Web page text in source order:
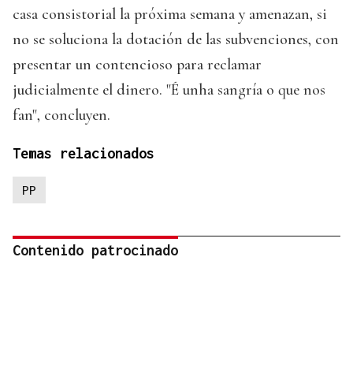
casa consistorial la próxima semana y amenazan, si
no se soluciona la dotación de las subvenciones, con
presentar un contencioso para reclamar
judicialmente el dinero. "É unha sangría o que nos
fan", concluyen.
Temas relacionados
PP
Contenido patrocinado